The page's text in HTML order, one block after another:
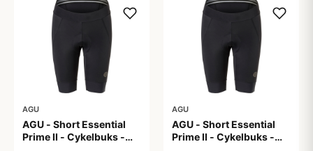
AGU
AGU - Short Essential
Prime II - Cykelbuks -
AGU
AGU - Short Essential
Prime II - Cykelbuks -